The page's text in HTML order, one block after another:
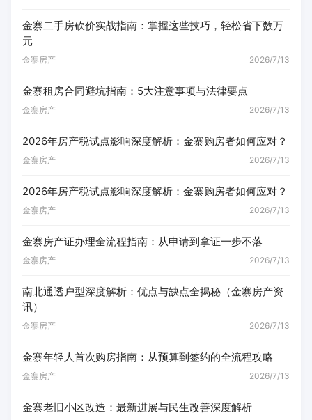
金寨二手房砍价实战指南：掌握这些技巧，轻松省下数万
元
金寨房产 2026/7/13
金寨租房合同避坑指南：5大注意事项与法律要点
金寨房产 2026/7/13
2026年房产税试点影响深度解析：金寨购房者如何应对？
金寨房产 2026/7/13
2026年房产税试点影响深度解析：金寨购房者如何应对？
金寨房产 2026/7/13
金寨房产证办理全流程指南：从申请到拿证一步不落
金寨房产 2026/7/13
南北通透户型深度解析：优点与缺点全揭秘（金寨房产资
讯）
金寨房产 2026/7/13
金寨年轻人首次购房指南：从预算到签约的全流程攻略
金寨房产 2026/7/13
金寨老旧小区改造：最新进展与民生改善深度解析